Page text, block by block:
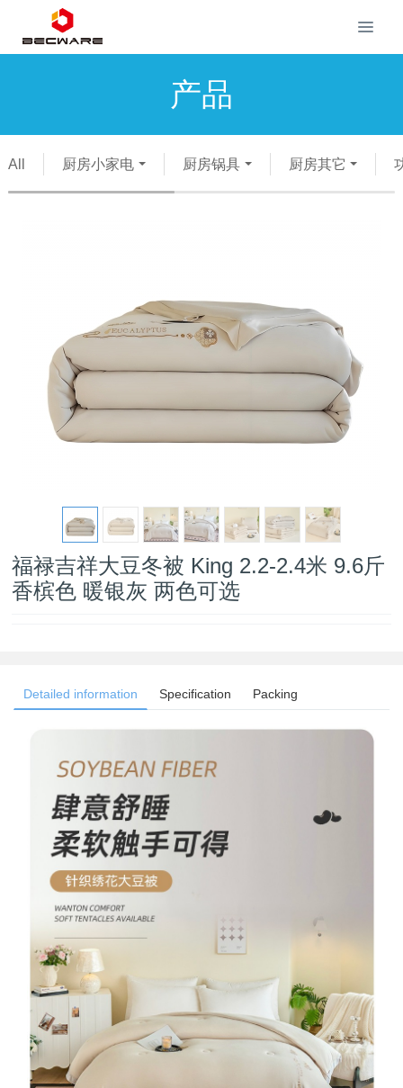
产品
All 厨房小家电 厨房锅具 厨房其它
福禄吉祥大豆冬被 King 2.2-2.4米 9.6斤
香槟色 暖银灰 两色可选
Detailed information Specification Packing